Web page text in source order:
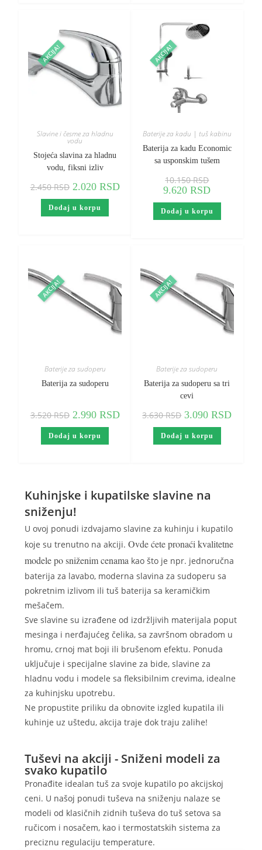
AKCIJA!
Slavine i česme za hladnu
vodu
Stojeća slavina za hladnu
vodu, fiksni izliv
2.450RSD 2.020 RSD
Dodaj u korpu
AKCIJA!
Baterije za kadu | tuš kabinu
Baterija za kadu Economic
sa usponskim tušem
10.150RSD
9.620RSD
Dodaj u korpu
AKCIJA!
Baterije za sudoperu
Baterija za sudoperu
3.520RSD 2.990 RSD
Dodaj u korpu
AKCIJA!
Baterije za sudoperu
Baterija za sudoperu sa tri
cevi
3.630RSD 3.090RSD
Dodaj u korpu
Kuhinjske i kupatilske slavine na
sniženju!​
U ovoj ponudi izdvajamo slavine za kuhinju i kupatilo
koje su trenutno na akciji.Ovde ćete pronaći kvalitetne
modele po sniženim cenama kao što je npr. jednoručna
baterija za lavabo, moderna slavina za sudoperu sa
pokretnim izlivom ili tuš baterija sa keramičkim
mešačem.
Sve slavine su izrađene od izdržljivih materijala poput
mesinga i nerđajućeg čelika, sa završnom obradom u
hromu, crnoj mat boji ili brušenom efektu. Ponuda
uključuje i specijalne slavine za bide, slavine za
hladnu vodu i modele sa fleksibilnim crevima, idealne
za kuhinjsku upotrebu.
Ne propustite priliku da obnovite izgled kupatila ili
kuhinje uz uštedu, akcija traje dok traju zalihe!
Tuševi na akciji - Sniženi modeli za
svako kupatilo
Pronađite idealan tuš za svoje kupatilo po akcijskoj
ceni. U našoj ponudi tuševa na sniženju nalaze se
modeli od klasičnih zidnih tuševa do tuš setova sa
ručicom i nosačem, kao i termostatskih sistema za
preciznu regulaciju temperature.